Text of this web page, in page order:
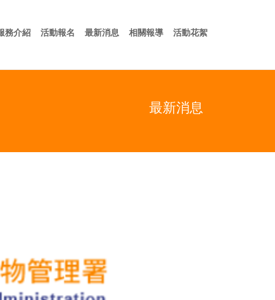
我們
務介紹服務介紹
活動報名 活動報名
最新消息 最新消息
相關報導相關報導
活動花絮活動花絮
最新消息